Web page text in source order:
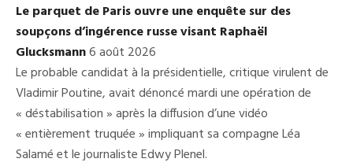
Le parquet de Paris ouvre une enquête sur des
soupçons d’ingérence russe visant Raphaël
Glucksmann6 août 2026
Le probable candidat à la présidentielle, critique virulent de
Vladimir Poutine, avait dénoncé mardi une opération de
« déstabilisation » après la diffusion d’une vidéo
« entièrement truquée » impliquant sa compagne Léa
Salamé et le journaliste Edwy Plenel.